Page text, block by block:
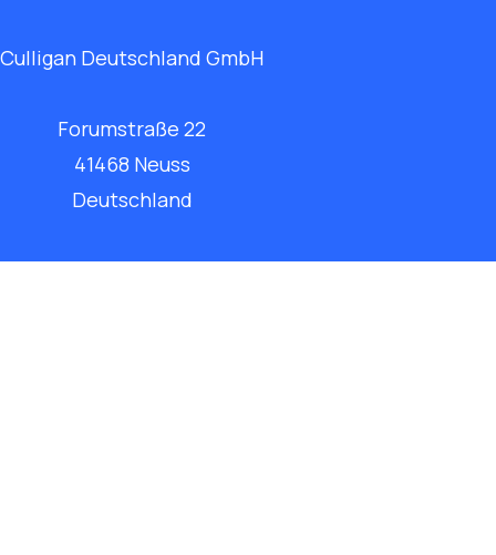
Culligan Deutschland GmbH
Forumstraße 22
41468 Neuss
Deutschland